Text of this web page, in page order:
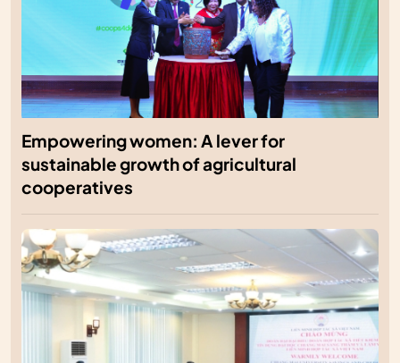
Empowering women: A lever for
sustainable growth of agricultural
cooperatives